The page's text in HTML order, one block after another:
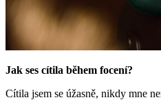
Jak ses cítila během focení?
Cítila jsem se úžasně, nikdy mne